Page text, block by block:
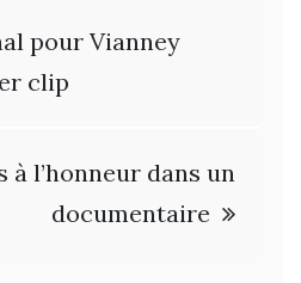
pour Vianney
clip
à l’honneur dans un
documentaire